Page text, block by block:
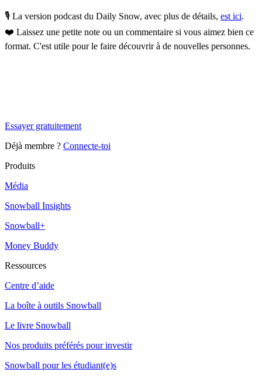
🎙️ La version podcast du Daily Snow, avec plus de détails, est ici.
❤️ Laissez une petite note ou un commentaire si vous aimez bien ce
format. C'est utile pour le faire découvrir à de nouvelles personnes.
Essayer gratuitement
Déjà membre ? Connecte-toi
Produits
Média
Snowball Insights
Snowball+
Money Buddy
Ressources
Centre d’aide
La boîte à outils Snowball
Le livre Snowball
Nos produits préférés pour investir
Snowball pour les étudiant(e)s